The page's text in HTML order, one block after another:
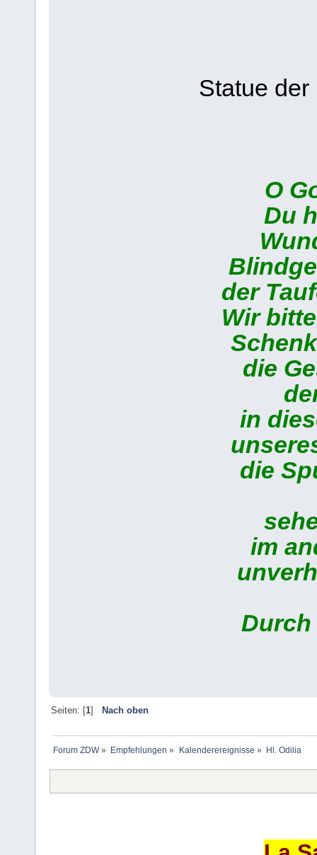
Statue
O
Du
der
Wir
die
der
in
die
im
Durch
Seiten: [1] Nach oben
Forum ZDW» Empfehlungen » Kalenderereignisse » Hl. Odilia